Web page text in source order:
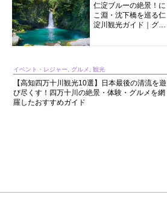
仁淀ブルーの絶景！に
こ淵・沈下橋を巡る仁
淀川観光ガイド｜グル
イベント・レジャー, グルメ, 観光
【高知四万十川観光10選】日本最後の清流を遊
び尽くす！四万十川の絶景・体験・グルメを網
羅したおすすめガイド